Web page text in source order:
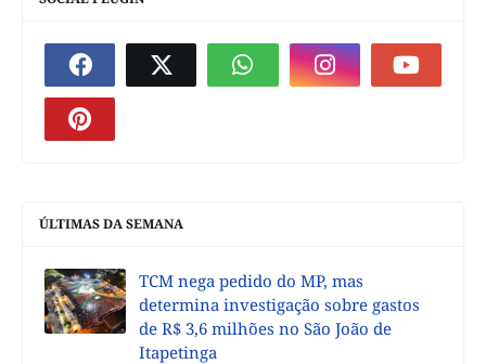
ÚLTIMAS DA SEMANA
TCM nega pedido do MP, mas
determina investigação sobre gastos
de R$ 3,6 milhões no São João de
Itapetinga